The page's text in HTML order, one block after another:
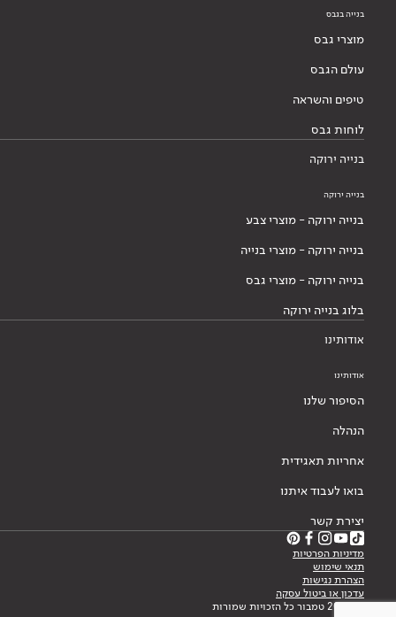
בנייה בגבס
מוצרי גבס
עולם הגבס
טיפים והשראה
לוחות גבס
בנייה ירוקה
בנייה ירוקה
בנייה ירוקה - מוצרי צבע
בנייה ירוקה - מוצרי בנייה
בנייה ירוקה - מוצרי גבס
בלוג בנייה ירוקה
אודותינו
אודותינו
הסיפור שלנו
הנהלה
אחריות תאגידית
בואו לעבוד איתנו
יצירת קשר
מדיניות הפרטיות
תנאי שימוש
הצהרת נגישות
עדכון או ביטול עסקה
© 2026 טמבור כל הזכויות שמורות